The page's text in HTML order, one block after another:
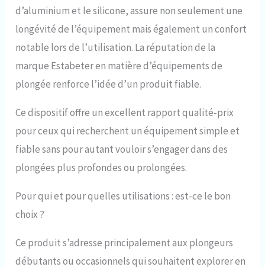
sac de rangement vous
permettent de
transporter facilement
l'appareil et vous pouvez
même l'emporter en
avion/train lorsque vous
séparez la valve et le
corps de la bouteille
design cylindrique et la
couleur noire
intemporelle, ainsi que la
finition brillante qui
augmente la texture,
de plongée un aspect
d’aluminium et le silicone, assure non seulement une
longévité de l’équipement mais également un confort
notable lors de l’utilisation. La réputation de la
marque Estabeter en matière d’équipements de
plongée renforce l’idée d’un produit fiable.
Ce dispositif offre un excellent rapport qualité-prix
pour ceux qui recherchent un équipement simple et
fiable sans pour autant vouloir s’engager dans des
plongées plus profondes ou prolongées.
Pour qui et pour quelles utilisations : est-ce le bon
choix ?
Ce produit s’adresse principalement aux plongeurs
débutants ou occasionnels qui souhaitent explorer en